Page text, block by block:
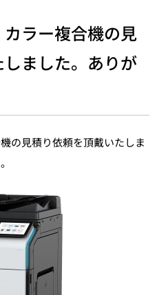
ラー複合機の見
ました。ありが
の見積り依頼を頂戴いたしま